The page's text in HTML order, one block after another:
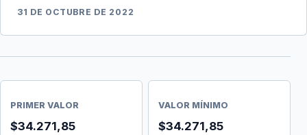
31 DE OCTUBRE DE 2022
PRIMER VALOR
$34.271,85
VALOR MÍNIMO
$34.271,85